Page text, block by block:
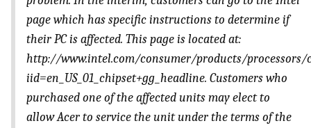
page which has specific instructions to determine if
their PC is affected. This page is located at:
http://www.intel.com/consumer/products/processors/
iid=en_US_01_chipset+gg_headline. Customers who
purchased one of the affected units may elect to
allow Acer to service the unit under the terms of the